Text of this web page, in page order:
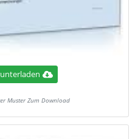
Muster Zum Download